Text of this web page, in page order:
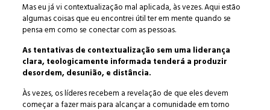
Mas eu já vi contextualização mal aplicada, às vezes. Aqui estão
algumas coisas que eu encontrei útil ter em mente quando se
pensa em como se conectar com as pessoas.
As tentativas de contextualização sem uma liderança
clara, teologicamente informada tenderá a produzir
desordem, desunião, e distância.
Às vezes, os líderes recebem a revelação de que eles devem
começar a fazer mais para alcançar a comunidade em torno